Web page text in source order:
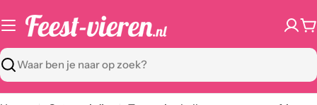
naar
content
Zoeken